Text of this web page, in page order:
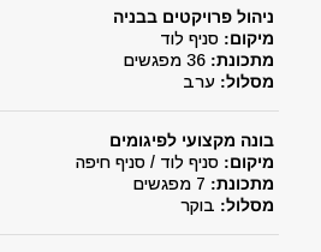
ניהול פרויקטים בבניה
מיקום: סניף לוד
מתכונת:
מסלול: ערב
בונה מקצועי לפיגומים
מיקום: סניף לוד / סניף חיפה
מתכונת:
מסלול: בוקר